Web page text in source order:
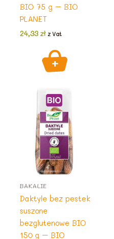
BIO 75 g – BIO
PLANET
24,33zł z Vat
BAKALIE
Daktyle bez pestek
suszone
bezglutenowe BIO
150 g – BIO